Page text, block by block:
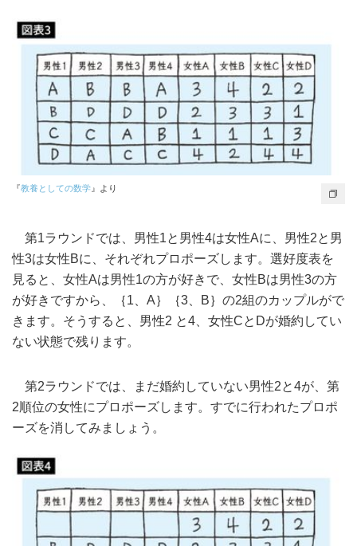
『教養としての数学 』より
第1ラウンドでは、男性1と男性4は女性Aに、男性2と男
性3は女性Bに、それぞれプロポーズします。選好度表を
見ると、女性Aは男性1の方が好きで、女性Bは男性3の方
が好きですから、｛1、A｝｛3、B｝の2組のカップルがで
きます。そうすると、男性2 と4、女性CとDが婚約してい
ない状態で残ります。
第2ラウンドでは、まだ婚約していない男性2と4が、第
2順位の女性にプロポーズします。すでに行われたプロポ
ーズを消してみましょう。